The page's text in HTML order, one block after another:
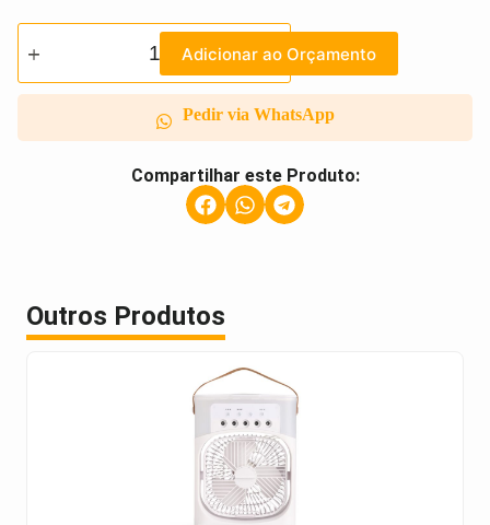
Adicionar ao Orçamento
Pedir via WhatsApp
Compartilhar este Produto:
Outros Produtos